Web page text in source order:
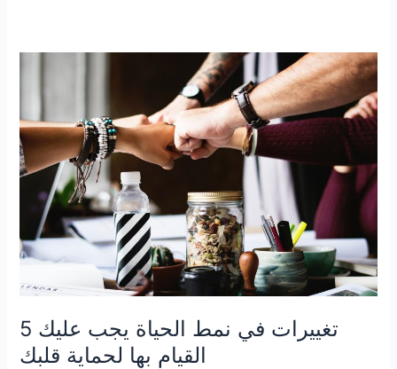
5 تغييرات في نمط الحياة يجب عليك
القيام بها لحماية قلبك